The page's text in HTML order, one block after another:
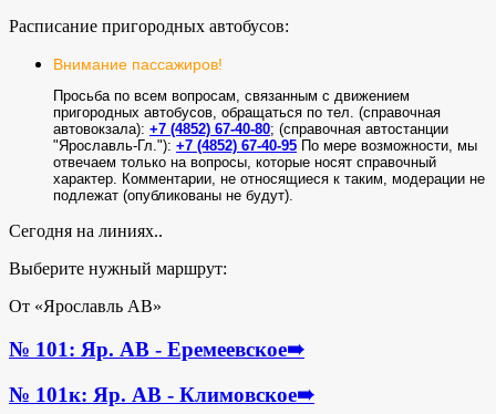
Расписание пригородных автобусов:
Внимание пассажиров!
Просьба по всем вопросам, связанным с движением
пригородных автобусов, обращаться по тел. (справочная
автовокзала): +7 (4852) 67-40-80; (справочная автостанции
"Ярославль-Гл."): +7 (4852) 67-40-95 По мере возможности, мы
отвечаем только на вопросы, которые носят справочный
характер. Комментарии, не относящиеся к таким, модерации не
подлежат (опубликованы не будут).
Сегодня на линиях..
Выберите нужный маршрут:
От «Ярославль АВ»
№ 101: Яр. АВ - Еремеевское➠
№ 101к: Яр. АВ - Климовское➠